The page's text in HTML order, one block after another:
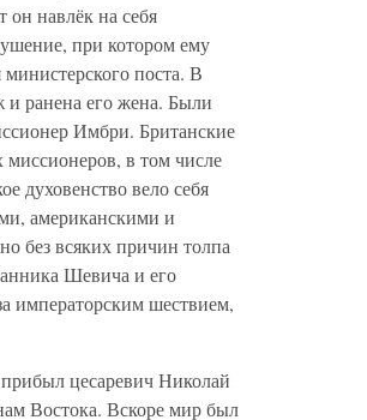
он навлёк на себя
при котором ему
поста. В
ранена его жена. Были
Имбри. Британские
в том числе
духовенство вело себя
американскими и
без всяких причин толпа
Шевича и его
императорским шествием,
цесаревич Николай
Востока. Вскоре мир был